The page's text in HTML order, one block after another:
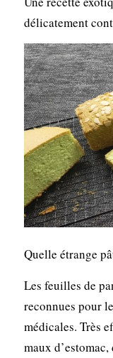
délicatement
Quelle étrange
Les feuilles de
reconnues pour
médicales. Très
maux